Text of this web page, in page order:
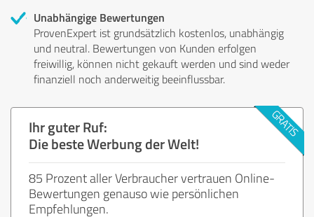
Unabhängige Bewertungen
ProvenExpert ist grundsätzlich kostenlos, unabhängig
und neutral. Bewertungen von Kunden erfolgen
freiwillig, können nicht gekauft werden und sind weder
finanziell noch anderweitig beeinflussbar.
Ihr guter Ruf:
Die beste Werbung der Welt!
85 Prozent aller Verbraucher vertrauen Online-
Bewertungen genauso wie persönlichen
Empfehlungen.